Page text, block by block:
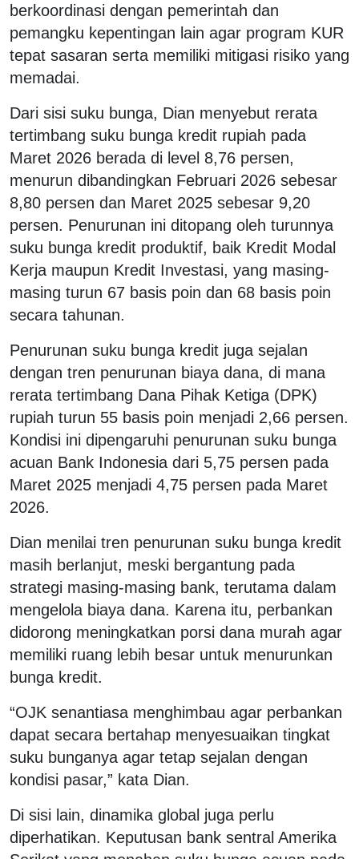
berkoordinasi dengan pemerintah dan
pemangku kepentingan lain agar program KUR
tepat sasaran serta memiliki mitigasi risiko yang
memadai.
Dari sisi suku bunga, Dian menyebut rerata
tertimbang suku bunga kredit rupiah pada
Maret 2026 berada di level 8,76 persen,
menurun dibandingkan Februari 2026 sebesar
8,80 persen dan Maret 2025 sebesar 9,20
persen. Penurunan ini ditopang oleh turunnya
suku bunga kredit produktif, baik Kredit Modal
Kerja maupun Kredit Investasi, yang masing-
masing turun 67 basis poin dan 68 basis poin
secara tahunan.
Penurunan suku bunga kredit juga sejalan
dengan tren penurunan biaya dana, di mana
rerata tertimbang Dana Pihak Ketiga (DPK)
rupiah turun 55 basis poin menjadi 2,66 persen.
Kondisi ini dipengaruhi penurunan suku bunga
acuan Bank Indonesia dari 5,75 persen pada
Maret 2025 menjadi 4,75 persen pada Maret
2026.
Dian menilai tren penurunan suku bunga kredit
masih berlanjut, meski bergantung pada
strategi masing-masing bank, terutama dalam
mengelola biaya dana. Karena itu, perbankan
didorong meningkatkan porsi dana murah agar
memiliki ruang lebih besar untuk menurunkan
bunga kredit.
“OJK senantiasa menghimbau agar perbankan
dapat secara bertahap menyesuaikan tingkat
suku bunganya agar tetap sejalan dengan
kondisi pasar,” kata Dian.
Di sisi lain, dinamika global juga perlu
diperhatikan. Keputusan bank sentral Amerika